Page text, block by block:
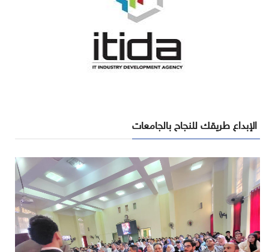
الإبداع طريقك للنجاح بالجامعات